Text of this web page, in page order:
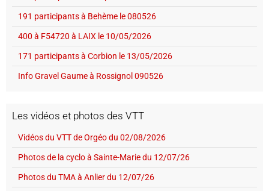
191 participants à Behème le 080526
400 à F54720 à LAIX le 10/05/2026
171 participants à Corbion le 13/05/2026
Info Gravel Gaume à Rossignol 090526
Les vidéos et photos des VTT
Vidéos du VTT de Orgéo du 02/08/2026
Photos de la cyclo à Sainte-Marie du 12/07/26
Photos du TMA à Anlier du 12/07/26